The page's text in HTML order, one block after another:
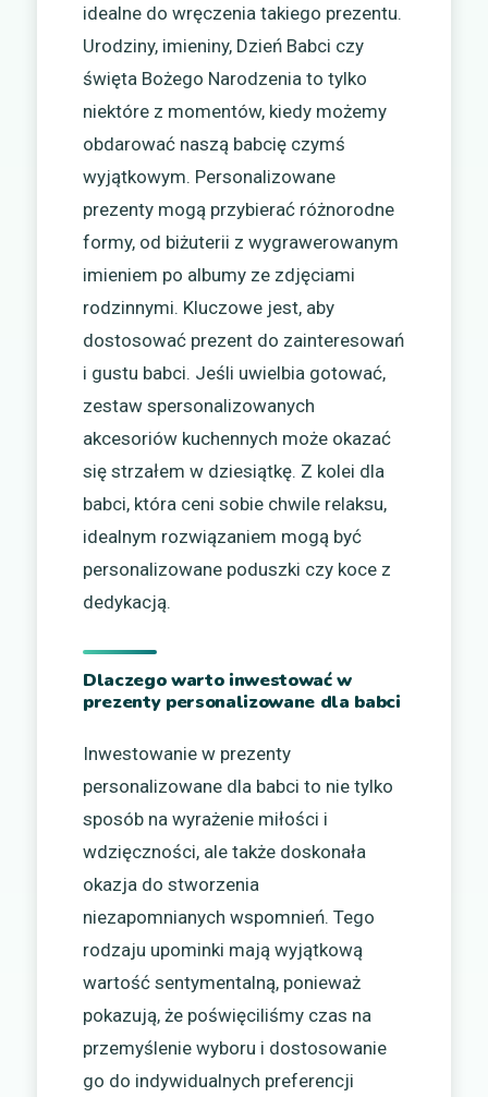
idealne do wręczenia takiego prezentu.
Urodziny, imieniny, Dzień Babci czy
święta Bożego Narodzenia to tylko
niektóre z momentów, kiedy możemy
obdarować naszą babcię czymś
wyjątkowym. Personalizowane
prezenty mogą przybierać różnorodne
formy, od biżuterii z wygrawerowanym
imieniem po albumy ze zdjęciami
rodzinnymi. Kluczowe jest, aby
dostosować prezent do zainteresowań
i gustu babci. Jeśli uwielbia gotować,
zestaw spersonalizowanych
akcesoriów kuchennych może okazać
się strzałem w dziesiątkę. Z kolei dla
babci, która ceni sobie chwile relaksu,
idealnym rozwiązaniem mogą być
personalizowane poduszki czy koce z
dedykacją.
Dlaczego warto inwestować w
prezenty personalizowane dla babci
Inwestowanie w prezenty
personalizowane dla babci to nie tylko
sposób na wyrażenie miłości i
wdzięczności, ale także doskonała
okazja do stworzenia
niezapomnianych wspomnień. Tego
rodzaju upominki mają wyjątkową
wartość sentymentalną, ponieważ
pokazują, że poświęciliśmy czas na
przemyślenie wyboru i dostosowanie
go do indywidualnych preferencji